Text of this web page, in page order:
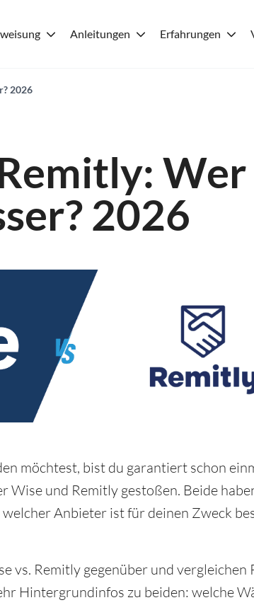
Anleitungen Erfahrungen
2026
2026
möchtest, bist du garantiert schon
Wise und Remitly gestoßen. Beide
Anbieter ist für deinen Zweck
vs. Remitly gegenüber und vergleichen
Hintergrundinfos zu beiden: welche